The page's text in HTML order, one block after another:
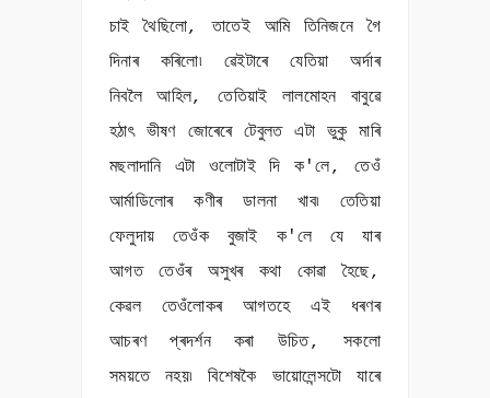
চাই থৈছিলো, তাতেই আমি তিনিজনে গৈ
দিনাৰ কৰিলো৷ ৱেইটাৰে যেতিয়া অৰ্দাৰ
নিবলৈ আহিল, তেতিয়াই লালমোহন বাবুৱে
হঠাৎ ভীষণ জোৰেৰে টেবুলত এটা ভুকু মাৰি
মছলাদানি এটা ওলোটাই দি ক'লে, তেওঁ
আৰ্মাডিলোৰ কণীৰ ডালনা খাব৷ তেতিয়া
ফেলুদায় তেওঁক বুজাই ক'লে যে যাৰ
আগত তেওঁৰ অসুখৰ কথা কোৱা হৈছে,
কেৱল তেওঁলোকৰ আগতহে এই ধৰণৰ
আচৰণ প্ৰদৰ্শন কৰা উচিত, সকলো
সময়তে নহয়৷ বিশেষকৈ ভায়োলেন্সটো যাৰে